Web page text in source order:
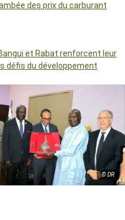
des prix du carburant
et Rabat renforcent leur
défis du développement
© DR